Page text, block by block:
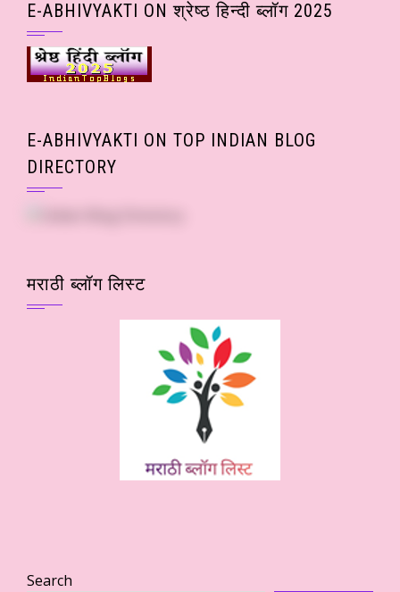
E-ABHIVYAKTI ON श्रेष्ठ हिन्दी ब्लॉग 2025
E-ABHIVYAKTI ON TOP INDIAN BLOG
DIRECTORY
मराठी ब्लॉग लिस्ट
Search